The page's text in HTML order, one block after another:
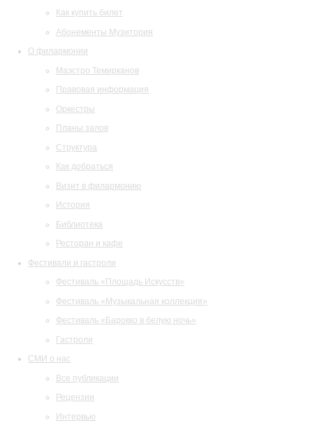
Как купить билет
Абонементы Музитория
О филармонии
Маэстро Темирканов
Правовая информация
Оркестры
Планы залов
Структура
Как добраться
Визит в филармонию
История
Библиотека
Ресторан и кафе
Фестивали и гастроли
Фестиваль «Площадь Искусств»
Фестиваль «Музыкальная коллекция»
Фестиваль «Барокко в белую ночь»
Гастроли
СМИ о нас
Все публикации
Рецензии
Интервью